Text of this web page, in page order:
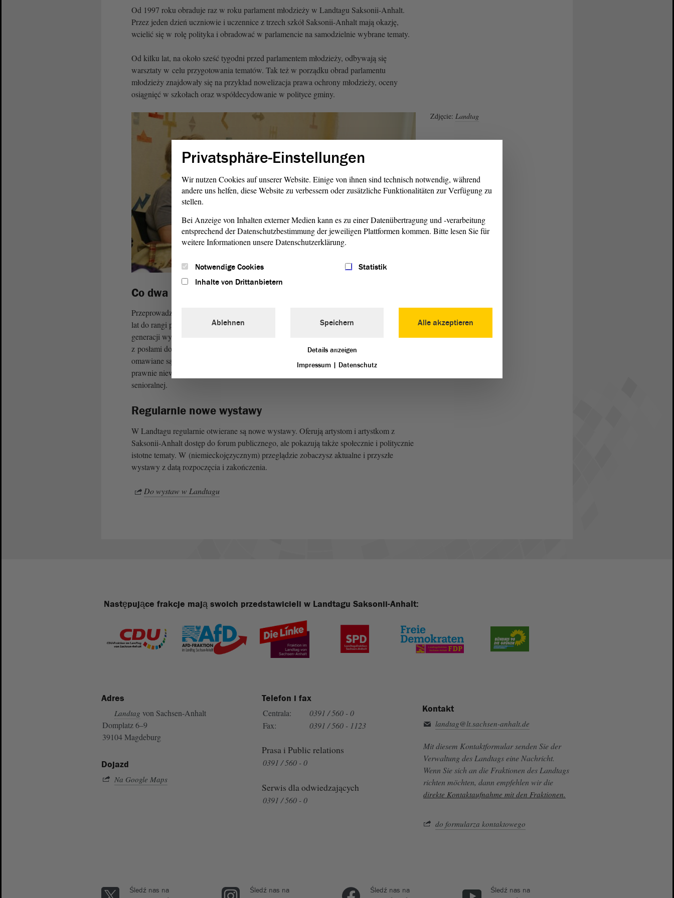
Od 1997 roku obraduje raz w roku parlament młodzieży w Landtagu Saksonii-Anhalt.
Przez jeden dzień uczniowie i uczennice z trzech szkół Saksonii-Anhalt mają okazję,
wcielić się w rolę polityka i obradować w parlamencie na samodzielnie wybrane tematy.
Od kilku lat, na około sześć tygodni przed parlamentem młodzieży, odbywają się
warsztaty w celu przygotowania tematów. Tak też w porządku obrad parlamentu
młodzieży znajdowały się na przykład nowelizacja prawa ochrony młodzieży, oceny
osiągnięć w szkołach oraz współdecydowanie w polityce gminy.
Zdjęcie: Landtag
Co dwa lata: forum seniorów
Przeprowadzanie forum seniorów w Landtagu rozwinęło się w ciągu ostatnich niemal 20
lat do rangi parlamentarnej tradycji. Forum seniorów umożliwia przedstawicielom starszej
generacji wymianę ich pomysłów na dalszy rozwój polityki senioralnej bezpośrednio
z posłami do Landtagu oraz dyskusję na ten temat. W różnych grupach roboczych
omawiane są konkretne tematy i opracowywane odpowiednie uchwały. Wprawdzie
prawnie niewiążące, jednak obowiązują, jako ważne impulsy dla obszaru polityki
senioralnej.
Regularnie nowe wystawy
W Landtagu regularnie otwierane są nowe wystawy. Oferują artystom i artystkom z
Saksonii-Anhalt dostęp do forum publicznego, ale pokazują także społecznie i politycznie
istotne tematy. W (niemieckojęzycznym) przeglądzie zobaczysz aktualne i przyszłe
wystawy z datą rozpoczęcia i zakończenia.
Do wystaw w Landtagu
Następujące frakcje mają swoich przedstawicieli w Landtagu Saksonii-Anhalt:
Adres
Landtag von Sachsen-Anhalt
Domplatz 6–9
39104 Magdeburg
Dojazd
Na Google Maps
Telefon i fax
Centrala:
0391 / 560 - 0
Fax:
0391 / 560 - 1123
Prasa i Public relations
0391 / 560 - 0
Serwis dla odwiedzających
0391 / 560 - 0
Kontakt
landtag@lt.sachsen-anhalt.de
Mit diesem Kontaktformular senden Sie der
Verwaltung des Landtags eine Nachricht.
Wenn Sie sich an die Fraktionen des Landtags
richten möchten, dann empfehlen wir die
direkte Kontaktaufnahme mit den Fraktionen.
do formularza kontaktowego
Śledź nas na Śledź nas na Śledź nas na Śledź nas na
Privatsphäre-Einstellungen
Wir nutzen Cookies auf unserer Website. Einige von ihnen sind technisch notwendig, während
andere uns helfen, diese Website zu verbessern oder zusätzliche Funktionalitäten zur Verfügung zu
stellen.
Bei Anzeige von Inhalten externer Medien kann es zu einer Datenübertragung und -verarbeitung
entsprechend der Datenschutzbestimmung der jeweiligen Plattformen kommen. Bitte lesen Sie für
weitere Informationen unsere Datenschutzerklärung.
Notwendige Cookies
Statistik
Inhalte von Drittanbietern
Alle akzeptieren
Ablehnen Speichern
Details anzeigen
Impressum | Datenschutz